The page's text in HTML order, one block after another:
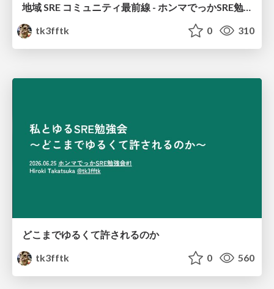
地域 SRE コミュニティ最前線 - ホンマでっかSRE勉強会
tk3fftk
0 310
どこまでゆるくて許されるのか
tk3fftk
0 560